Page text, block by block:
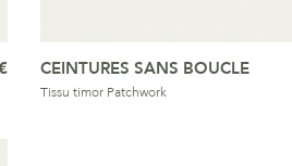
CEINTURES SANS BOUCLE
Tissu timor Patchwork